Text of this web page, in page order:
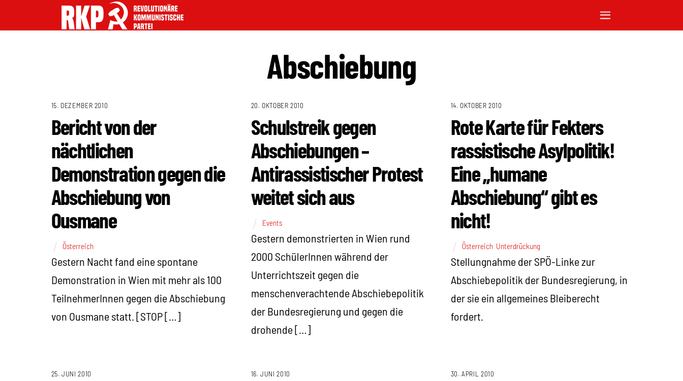
Abschiebung
15. DEZEMBER 2010
Bericht von der
nächtlichen
Demonstration gegen die
Abschiebung von
Ousmane
Österreich
Gestern Nacht fand eine spontane
Demonstration in Wien mit mehr als 100
TeilnehmerInnen gegen die Abschiebung
von Ousmane statt. [STOP […]
20. OKTOBER 2010
Schulstreik gegen
Abschiebungen –
Antirassistischer Protest
weitet sich aus
Events
Gestern demonstrierten in Wien rund
2000 SchülerInnen während der
Unterrichtszeit gegen die
menschenverachtende Abschiebepolitik
der Bundesregierung und gegen die
drohende […]
14. OKTOBER 2010
Rote Karte für Fekters
rassistische Asylpolitik!
Eine „humane
Abschiebung“ gibt es
nicht!
Österreich, Unterdrückung
Stellungnahme der SPÖ-Linke zur
Abschiebepolitik der Bundesregierung, in
der sie ein allgemeines Bleiberecht
fordert.
25. JUNI 2010 16. JUNI 2010 30. APRIL 2010